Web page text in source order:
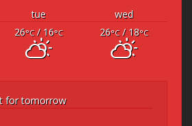
tue
wed
26°C/ 16°C 26°C/ 18°C
for tomorrow